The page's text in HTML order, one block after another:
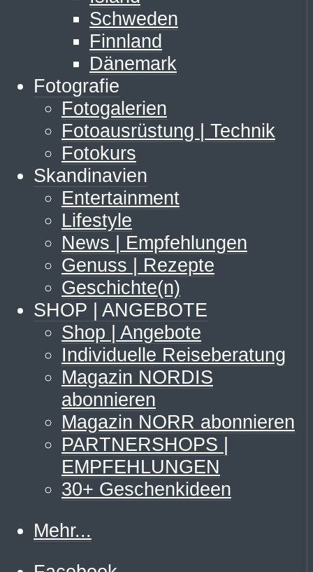
Schweden
Finnland
Dänemark
Fotografie
Fotogalerien
Fotoausrüstung | Technik
Fotokurs
Skandinavien
Entertainment
Lifestyle
News | Empfehlungen
Genuss | Rezepte
Geschichte(n)
SHOP | ANGEBOTE
Shop | Angebote
Individuelle Reiseberatung
Magazin NORDIS
abonnieren
Magazin NORR abonnieren
PARTNERSHOPS |
EMPFEHLUNGEN
30+ Geschenkideen
Mehr...